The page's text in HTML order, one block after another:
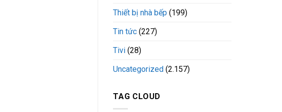
Thiết bị nhà bếp (199)
Tin tức (227)
Tivi (28)
Uncategorized (2.157)
TAG CLOUD